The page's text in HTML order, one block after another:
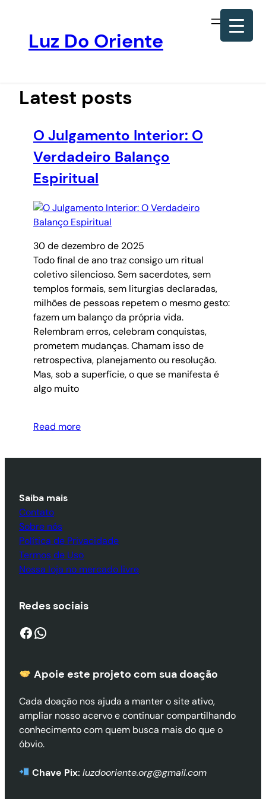
conteúdo
Luz Do Oriente
Latest posts
O Julgamento Interior: O
Verdadeiro Balanço
Espiritual
30 de dezembro de 2025
Todo final de ano traz consigo um ritual
coletivo silencioso. Sem sacerdotes, sem
templos formais, sem liturgias declaradas,
milhões de pessoas repetem o mesmo gesto:
fazem um balanço da própria vida.
Relembram erros, celebram conquistas,
prometem mudanças. Chamam isso de
retrospectiva, planejamento ou resolução.
Mas, sob a superfície, o que se manifesta é
algo muito
Read more
Saiba mais
Contato
Sobre nós
Política de Privacidade
Termos de Uso
Nossa loja no mercado livre
Redes sociais
Facebook WhatsApp
Apoie este projeto com sua doação
Cada doação nos ajuda a manter o site ativo,
ampliar nosso acervo e continuar compartilhando
conhecimento com quem busca mais do que o
óbvio.
Chave Pix: luzdooriente.org@gmail.com